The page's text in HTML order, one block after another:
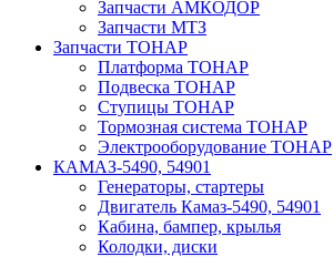
Запчасти АМКОДОР
Запчасти МТЗ
Запчасти ТОНАР
Платформа ТОНАР
Подвеска ТОНАР
Ступицы ТОНАР
Тормозная система ТОНАР
Электрооборудование ТОНАР
КАМАЗ-5490, 54901
Генераторы, стартеры
Двигатель Камаз-5490, 54901
Кабина, бампер, крылья
Колодки, диски